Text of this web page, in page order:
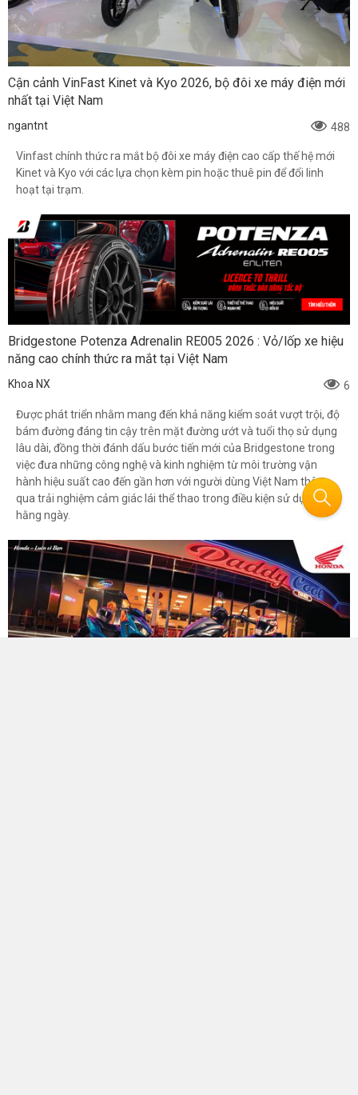
Cận cảnh VinFast Kinet và Kyo 2026, bộ đôi xe máy điện mới
nhất tại Việt Nam
ngantnt 488
Vinfast chính thức ra mắt bộ đôi xe máy điện cao cấp thế hệ mới
Kinet và Kyo với các lựa chọn kèm pin hoặc thuê pin để đổi linh
hoạt tại trạm.
Bridgestone Potenza Adrenalin RE005 2026 : Vỏ/lốp xe hiệu
năng cao chính thức ra mắt tại Việt Nam
Khoa NX 6
Được phát triển nhằm mang đến khả năng kiểm soát vượt trội, độ
bám đường đáng tin cậy trên mặt đường ướt và tuổi thọ sử dụng
lâu dài, đồng thời đánh dấu bước tiến mới của Bridgestone trong
việc đưa những công nghệ và kinh nghiệm từ môi trường vận
hành hiệu suất cao đến gần hơn với người dùng Việt Nam thông
qua trải nghiệm cảm giác lái thể thao trong điều kiện sử dụng
hằng ngày.